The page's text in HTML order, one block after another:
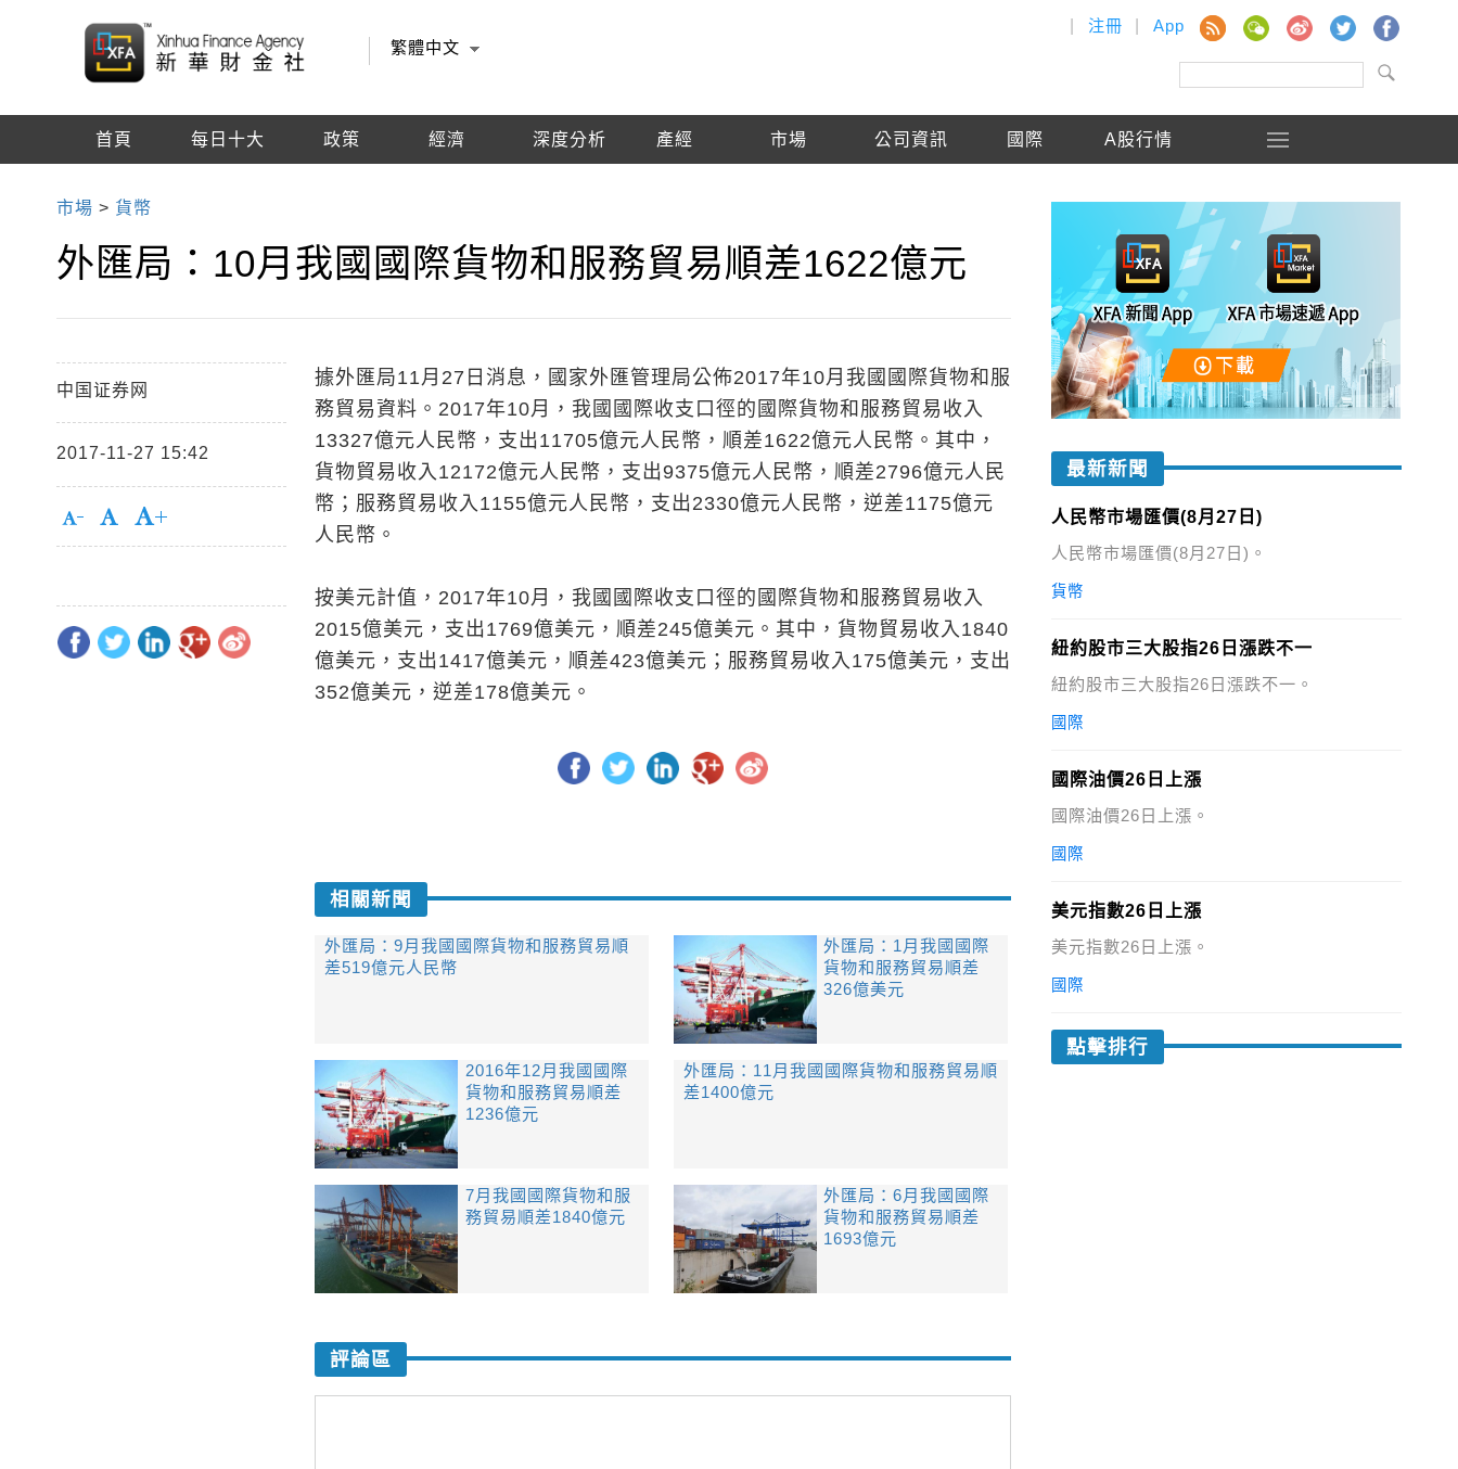
繁體中文
注冊 App
首頁 每日十大 政策 經濟 深度分析 產經 市場 公司資訊 國際 A股行情
市場 > 貨幣
外匯局：10月我國國際貨物和服務貿易順差1622億元
中国证券网
2017-11-27 15:42
據外匯局11月27日消息，國家外匯管理局公佈2017年10月我國國際貨物和服
務貿易資料。2017年10月，我國國際收支口徑的國際貨物和服務貿易收入
13327億元人民幣，支出11705億元人民幣，順差1622億元人民幣。其中，
貨物貿易收入12172億元人民幣，支出9375億元人民幣，順差2796億元人民
幣；服務貿易收入1155億元人民幣，支出2330億元人民幣，逆差1175億元
人民幣。
按美元計值，2017年10月，我國國際收支口徑的國際貨物和服務貿易收入
2015億美元，支出1769億美元，順差245億美元。其中，貨物貿易收入1840
億美元，支出1417億美元，順差423億美元；服務貿易收入175億美元，支出
352億美元，逆差178億美元。
相關新聞
外匯局：9月我國國際貨物和服務貿易順
差519億元人民幣
外匯局：1月我國國際
貨物和服務貿易順差
326億美元
2016年12月我國國際
貨物和服務貿易順差
1236億元
外匯局：11月我國國際貨物和服務貿易順
差1400億元
7月我國國際貨物和服
務貿易順差1840億元
外匯局：6月我國國際
貨物和服務貿易順差
1693億元
評論區
最新新聞
人民幣市場匯價(8月27日)
人民幣市場匯價(8月27日)。
貨幣
紐約股市三大股指26日漲跌不一
紐約股市三大股指26日漲跌不一。
國際
國際油價26日上漲
國際油價26日上漲。
國際
美元指數26日上漲
美元指數26日上漲。
國際
點擊排行